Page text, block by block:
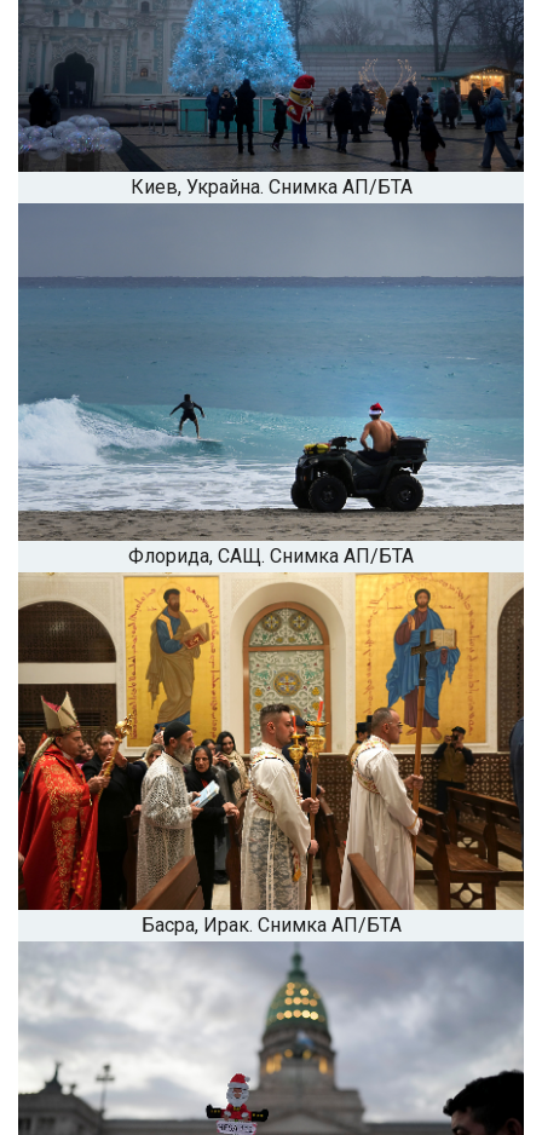
Киев, Украйна. Снимка АП/БТА
Флорида, САЩ. Снимка АП/БТА
Басра, Ирак. Снимка АП/БТА